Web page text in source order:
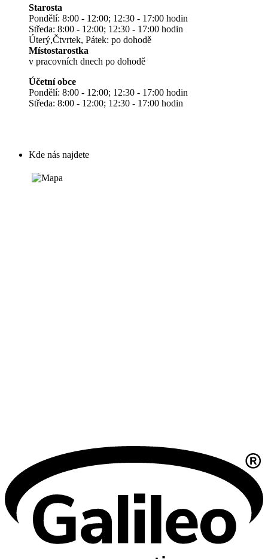
Starosta
Pondělí: 8:00 - 12:00; 12:30 - 17:00 hodin
Středa: 8:00 - 12:00; 12:30 - 17:00 hodin
Úterý,Čtvrtek, Pátek: po dohodě
Místostarostka
v pracovních dnech po dohodě
Účetní obce
Pondělí: 8:00 - 12:00; 12:30 - 17:00 hodin
Středa: 8:00 - 12:00; 12:30 - 17:00 hodin
Kde nás najdete